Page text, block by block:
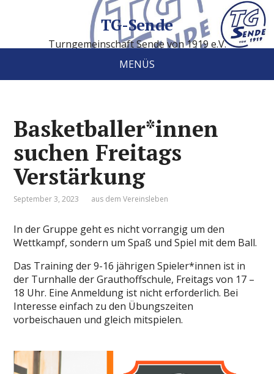
TG-Sende
Turngemeinschaft Sende von 1919 e.V.
MENÜS
Basketballer*innen
suchen Freitags
Verstärkung
September 3, 2023 aus dem Vereinsleben
In der Gruppe geht es nicht vorrangig um den
Wettkampf, sondern um Spaß und Spiel mit dem Ball.
Das Training der 9-16 jährigen Spieler*innen ist in
der Turnhalle der Grauthoffschule, Freitags von 17 –
18 Uhr. Eine Anmeldung ist nicht erforderlich. Bei
Interesse einfach zu den Übungszeiten
vorbeischauen und gleich mitspielen.